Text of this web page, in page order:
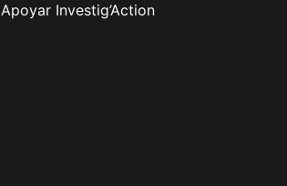
Apoyar Investig’Action